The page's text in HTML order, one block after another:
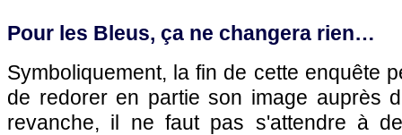
Pour les Bleus, ça ne changera rien…
Symboliquement, la fin de cette enquête
de redorer en partie son image auprès
revanche, il ne faut pas s'attendre à